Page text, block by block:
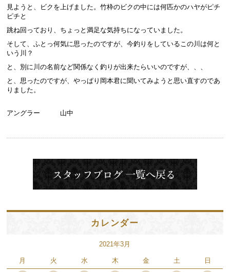
見ようと、ビクを上げました。竹枠のビクの中には何匹かのハヤがピチ
ピチと
跳ね回っており、ちょっと満足な気持ちになっていました。
そして、ふとっ何気に思ったのですが、今釣りをしているこの川は何と
いう川？
と、別に川の名前など関係なく釣りが出来たらいいのですが、、、
と、思ったのですが、やっぱり岡本君に聞いてみようと思い直すのであ
りました。
アングラー 山中
カレンダー
2021年3月
月 火 水 木 金 土 日